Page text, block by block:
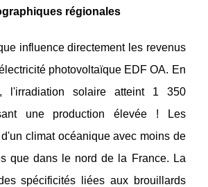
régionales
influence directement les revenus
photovoltaïque EDF OA. En
l'irradiation solaire atteint 1 350
une production élevée ! Les
climat océanique avec moins de
que dans le nord de la France. La
spécificités liées aux brouillards